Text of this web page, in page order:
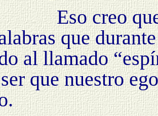
Eso creo
que
al llamado
que nuestro